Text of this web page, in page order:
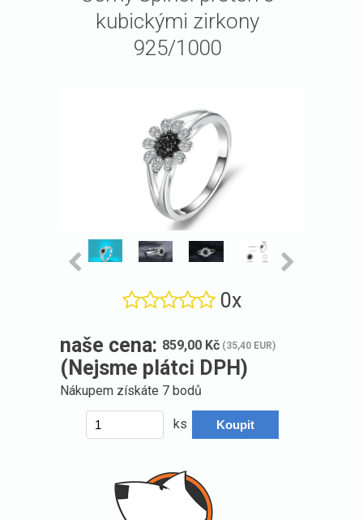
kubickými zirkony
925/1000
0x
naše cena: 859,00 Kč (35,40 EUR)
(Nejsme plátci DPH)
Nákupem získáte 7 bodů
ks